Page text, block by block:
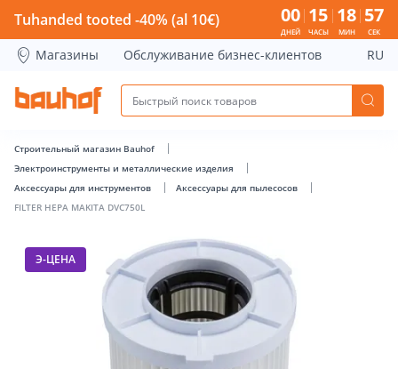
FILTER HEPA MAKITA DVC750L - Bauhof has loaded
Tuhanded tooted -40% (al 10€) 00
ДНЕЙ
15
ЧАСЫ
18
МИН
56
СЕК
Магазины Обслуживание бизнес-клиентов RU
Строительный магазин Bauhof
Электроинструменты и металлические изделия
Аксессуары для инструментов
Аксессуары для пылесосов
FILTER HEPA MAKITA DVC750L
Э-ЦЕНА